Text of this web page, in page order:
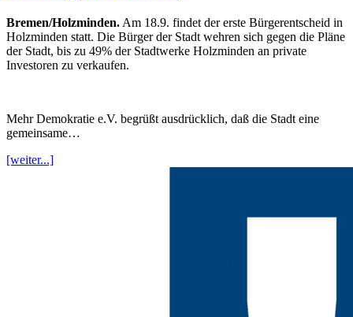
Bremen/Holzminden. Am 18.9. findet der erste Bürgerentscheid in
Holzminden statt. Die Bürger der Stadt wehren sich gegen die Pläne
der Stadt, bis zu 49% der Stadtwerke Holzminden an private
Investoren zu verkaufen.
Mehr Demokratie e.V. begrüßt ausdrücklich, daß die Stadt eine
gemeinsame…
[weiter...]